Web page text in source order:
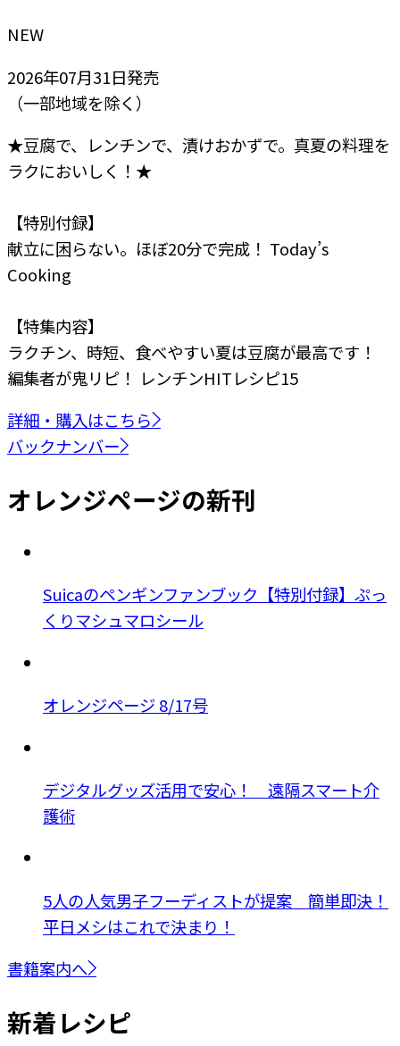
NEW
2026年07月31日発売
（一部地域を除く）
★豆腐で、レンチンで、漬けおかずで。真夏の料理を
ラクにおいしく！★
【特別付録】
献立に困らない。ほぼ20分で完成！ Today’s
Cooking
【特集内容】
ラクチン、時短、食べやすい夏は豆腐が最高です！
編集者が鬼リピ！ レンチンHITレシピ15
詳細・購入はこちら
バックナンバー
オレンジページの新刊
Suicaのペンギンファンブック【特別付録】ぷっ
くりマシュマロシール
オレンジページ 8/17号
デジタルグッズ活用で安心！ 遠隔スマート介
護術
5人の人気男子フーディストが提案 簡単即決！
平日メシはこれで決まり！
書籍案内へ
新着レシピ